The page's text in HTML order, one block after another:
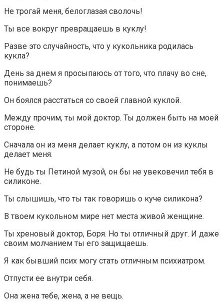
Не трогай меня, белоглазая сволочь!
Ты все вокруг превращаешь в куклу!
Разве это случайность, что у кукольника родилась
кукла?
День за днем я просыпаюсь от того, что плачу во сне,
понимаешь?
Он боялся расстаться со своей главной куклой.
Между прочим, ты мой доктор. Ты должен быть на моей
стороне.
Сначала он из меня делает куклу, а потом он из куклы
делает меня.
Не будь ты Петиной музой, он бы не увековечил тебя в
силиконе.
Ты слышишь, что ты так говоришь о куче силикона?
В твоем кукольном мире нет места живой женщине.
Ты хреновый доктор, Боря. Но ты отличный друг. И даже
своим молчанием ты его защищаешь.
Я как бывший псих могу стать отличным психиатром.
Отпусти ее внутри себя.
Она жена тебе, жена, а не вещь.